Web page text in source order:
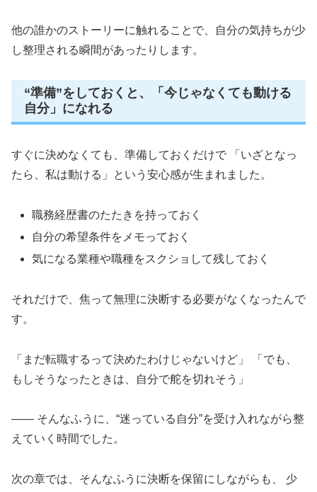
他の誰かのストーリーに触れることで、自分の気持ちが少
し整理される瞬間があったりします。
“準備”をしておくと、「今じゃなくても動ける
自分」になれる
すぐに決めなくても、準備しておくだけで 「いざとなっ
たら、私は動ける」という安心感が生まれました。
職務経歴書のたたきを持っておく
自分の希望条件をメモっておく
気になる業種や職種をスクショして残しておく
それだけで、焦って無理に決断する必要がなくなったんで
す。
「まだ転職するって決めたわけじゃないけど」 「でも、
もしそうなったときは、自分で舵を切れそう」
—— そんなふうに、“迷っている自分”を受け入れながら整
えていく時間でした。
次の章では、そんなふうに決断を保留にしながらも、 少